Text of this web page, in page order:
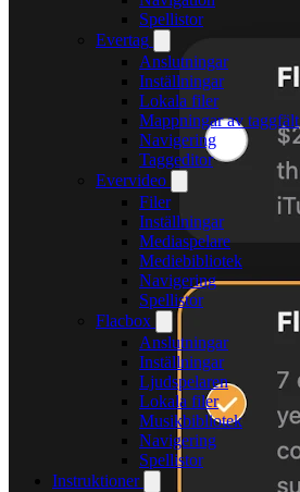
Spellistor
Evertag
Anslutningar
Inställningar
Lokala filer
Mappningar av taggfält
Navigering
Taggeditor
Evervideo
Filer
Inställningar
Mediaspelare
Mediebibliotek
Navigering
Spellistor
Flacbox
Anslutningar
Inställningar
Ljudspelaren
Lokala filer
Musikbibliotek
Navigering
Spellistor
Instruktioner